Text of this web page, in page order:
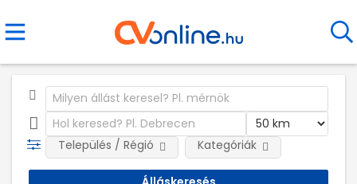
Település / Régió Kategóriák